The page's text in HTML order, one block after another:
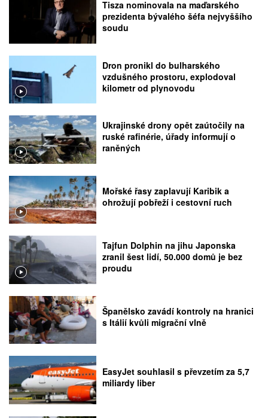
Tisza nominovala na maďarského
prezidenta bývalého šéfa nejvyššího
soudu
Dron pronikl do bulharského
vzdušného prostoru, explodoval
kilometr od plynovodu
Ukrajinské drony opět zaútočily na
ruské rafinérie, úřady informují o
raněných
Mořské řasy zaplavují Karibik a
ohrožují pobřeží i cestovní ruch
Tajfun Dolphin na jihu Japonska
zranil šest lidí, 50.000 domů je bez
proudu
Španělsko zavádí kontroly na hranici
s Itálií kvůli migrační vlně
EasyJet souhlasil s převzetím za 5,7
miliardy liber